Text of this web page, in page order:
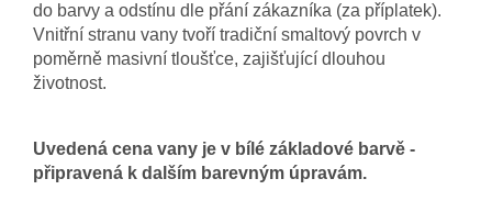
do barvy a odstínu dle přání zákazníka (za příplatek).
Vnitřní stranu vany tvoří tradiční smaltový povrch v
poměrně masivní tloušťce, zajišťující dlouhou
životnost.
Uvedená cena vany je v bílé základové barvě -
připravená k dalším barevným úpravám.